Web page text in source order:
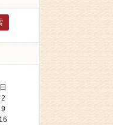
日
2
9
16